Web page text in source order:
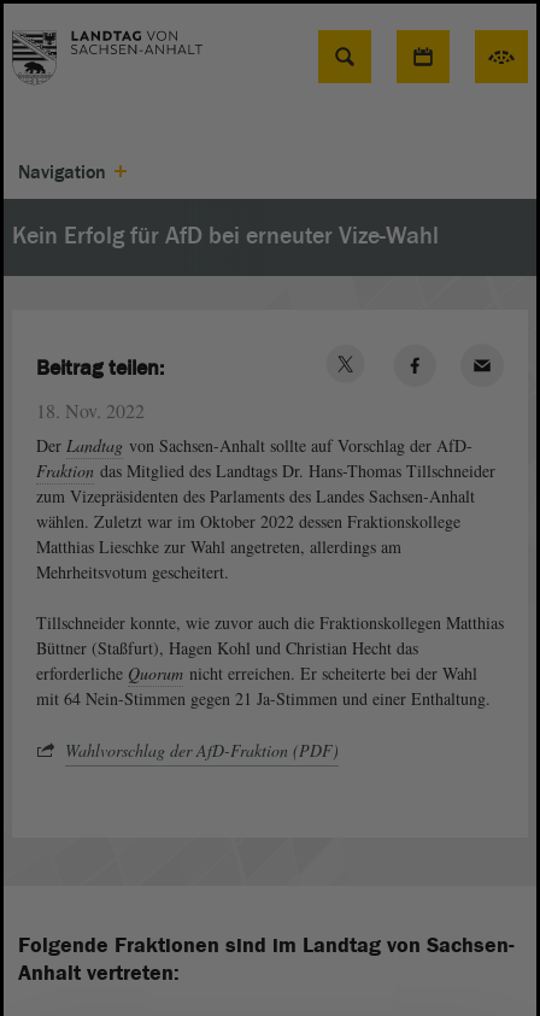
Suche
Navigation
Kein Erfolg für AfD bei erneuter Vize-Wahl
18. Nov. 2022
Der Landtag von Sachsen-Anhalt sollte auf Vorschlag der AfD-
Fraktion das Mitglied des Landtags Dr. Hans-Thomas Tillschneider
zum Vizepräsidenten des Parlaments des Landes Sachsen-Anhalt
wählen. Zuletzt war im Oktober 2022 dessen Fraktionskollege
Matthias Lieschke zur Wahl angetreten, allerdings am
Mehrheitsvotum gescheitert.
Tillschneider konnte, wie zuvor auch die Fraktionskollegen Matthias
Büttner (Staßfurt), Hagen Kohl und Christian Hecht das
erforderliche Quorum nicht erreichen. Er scheiterte bei der Wahl
mit 64 Nein-Stimmen gegen 21 Ja-Stimmen und einer Enthaltung.
Wahlvorschlag der AfD-Fraktion (PDF)
Beitrag teilen:
Folgende Fraktionen sind im Landtag von Sachsen-
Anhalt vertreten: